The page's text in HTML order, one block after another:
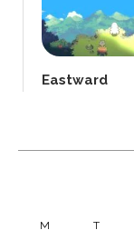
Eastward
M T